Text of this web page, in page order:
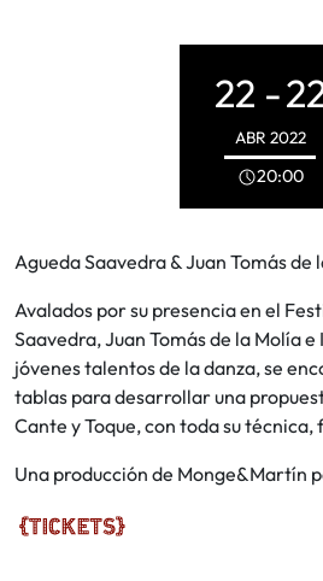
22 -
ABR 2022
20:00
Agueda Saavedra & Juan Tomás de
Avalados por su presencia en el
Saavedra, Juan Tomás de la Molía
jóvenes talentos de la danza, se
tablas para desarrollar una
Cante y Toque, con toda su
Una producción de Monge&Martín